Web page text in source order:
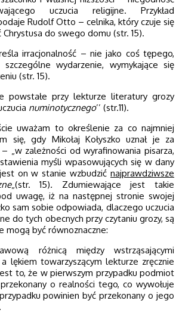
uczucia religijne. Przykład
Rudolf Otto – celnika, który czuje się
Chrystusa do swego domu (str. 15).
irracjonalność – nie jako coś tępego,
wydarzenie, wymykające się
(str. 15).
powstałe przy lekturze literatury grozy
numinotycznego’’ (str.11).
uważam to określenie za co najmniej
się, gdy Mikołaj Kołyszko uznał je za
– „w zależności od wyrafinowania pisarza,
myśli wpasowujących się w dany
on w stanie wzbudzić najprawdziwsze
„(str. 15). Zdumiewające jest takie
uwagę, iż na następnej stronie swojej
sam sobie odpowiada, dlaczego uczucia
do tych obecnych przy czytaniu grozy, są
mogą być równoznaczne:
różnicą między wstrząsającymi
lękiem towarzyszącym lekturze zręcznie
to, że w pierwszym przypadku podmiot
o realności tego, co wywołuje
powinien być przekonany o jego